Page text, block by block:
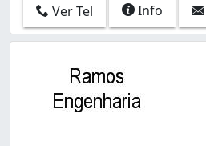
Ver Tel Info